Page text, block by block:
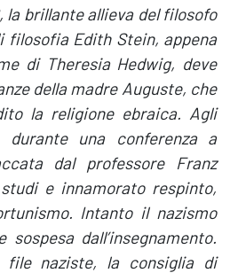
la brillante allieva del filosofo
filosofia Edith Stein, appena
di Theresia Hedwig, deve
della madre Auguste, che
la religione ebraica. Agli
durante una conferenza a
dal professore Franz
e innamorato respinto,
Intanto il nazismo
dall’insegnamento.
file naziste, la consiglia di